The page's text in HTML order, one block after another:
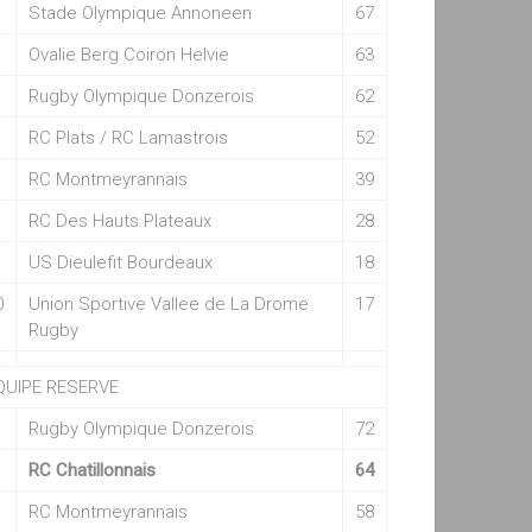
Stade Olympique Annoneen
67
Ovalie Berg Coiron Helvie
63
Rugby Olympique Donzerois
62
RC Plats / RC Lamastrois
52
RC Montmeyrannais
39
RC Des Hauts Plateaux
28
US Dieulefit Bourdeaux
18
Union Sportive Vallee de La Drome
Rugby
17
RESERVE
Rugby Olympique Donzerois
72
RC Chatillonnais
64
RC Montmeyrannais
58